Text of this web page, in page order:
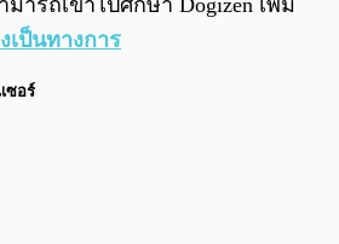
ารถเข้าไปศึกษา Dogizen เพิ่ม
เป็นทางการ
ซอร์